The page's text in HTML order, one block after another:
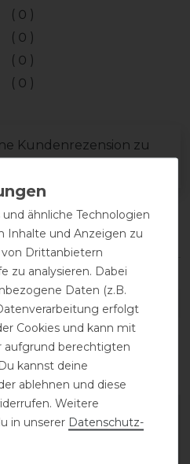
0
0
0
0
Kundenrezension zu
für dich
ähnliche Technologien
Inhalte und Anzeigen zu
Drittanbietern
zu analysieren. Dabei
Daten (z.B.
erfolgt
Cookies und kann mit
aufgrund berechtigten
kannst deine
ablehnen und diese
Weitere
in unserer Daten­schutz­